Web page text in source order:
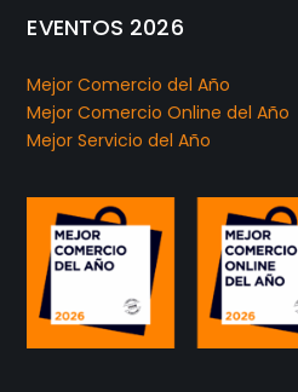
EVENTOS 2026
Mejor Comercio del Año
Mejor Comercio Online del Año
Mejor Servicio del Año